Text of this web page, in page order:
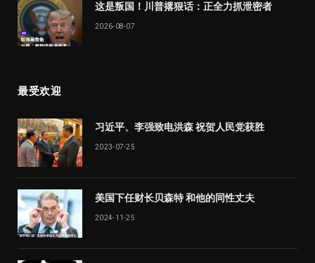
这是叛国！川普撂狠话：正全力抓泄密者
2026-08-07
最受欢迎
习近平、李强致电洪森 祝贺人民党获胜
2023-07-25
美国下任财长贝森特 和他的同性丈夫
2024-11-25